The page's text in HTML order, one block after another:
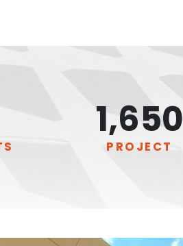
2,200+
PROJECT